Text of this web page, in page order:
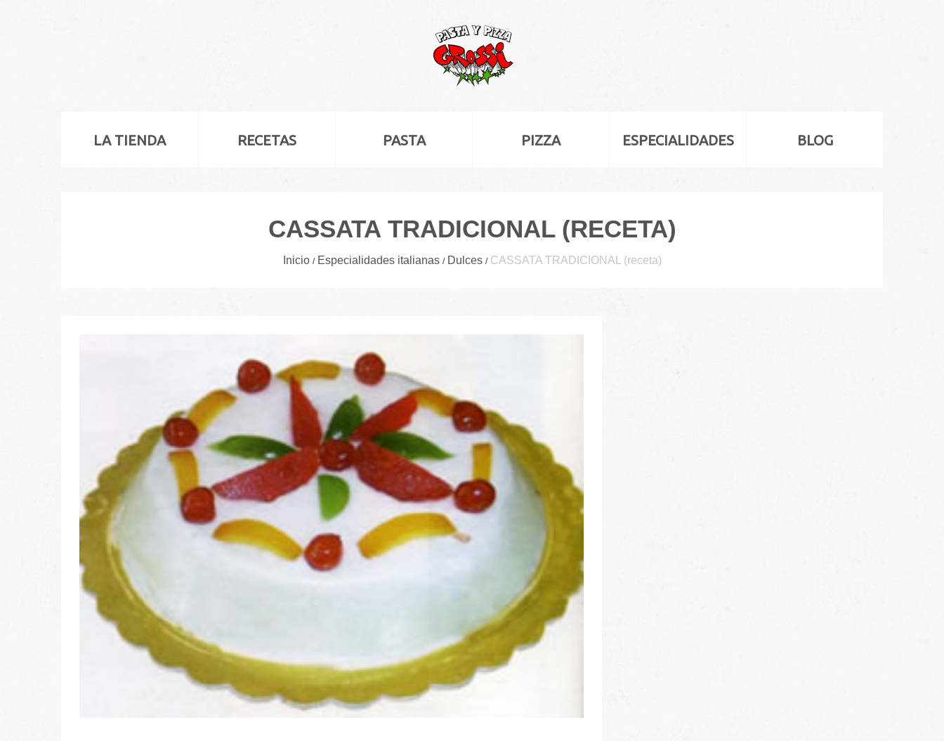
LA TIENDA RECETAS PASTA PIZZA ESPECIALIDADES BLOG
CASSATA TRADICIONAL (RECETA)
Inicio Especialidades italianas Dulces CASSATA TRADICIONAL (receta)